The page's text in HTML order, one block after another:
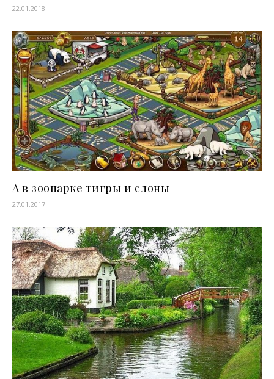
22.01.2018
А в зоопарке тигры и слоны
27.01.2017